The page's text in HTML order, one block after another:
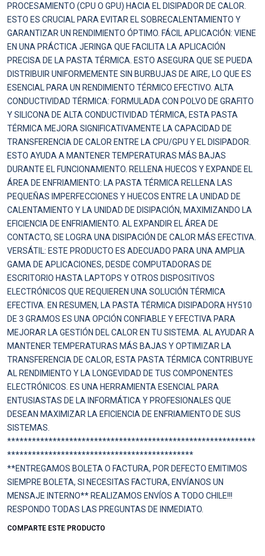
PROCESAMIENTO (CPU O GPU) HACIA EL DISIPADOR DE CALOR.
ESTO ES CRUCIAL PARA EVITAR EL SOBRECALENTAMIENTO Y
GARANTIZAR UN RENDIMIENTO ÓPTIMO. FÁCIL APLICACIÓN: VIENE
EN UNA PRÁCTICA JERINGA QUE FACILITA LA APLICACIÓN
PRECISA DE LA PASTA TÉRMICA. ESTO ASEGURA QUE SE PUEDA
DISTRIBUIR UNIFORMEMENTE SIN BURBUJAS DE AIRE, LO QUE ES
ESENCIAL PARA UN RENDIMIENTO TÉRMICO EFECTIVO. ALTA
CONDUCTIVIDAD TÉRMICA: FORMULADA CON POLVO DE GRAFITO
Y SILICONA DE ALTA CONDUCTIVIDAD TÉRMICA, ESTA PASTA
TÉRMICA MEJORA SIGNIFICATIVAMENTE LA CAPACIDAD DE
TRANSFERENCIA DE CALOR ENTRE LA CPU/GPU Y EL DISIPADOR.
ESTO AYUDA A MANTENER TEMPERATURAS MÁS BAJAS
DURANTE EL FUNCIONAMIENTO. RELLENA HUECOS Y EXPANDE EL
ÁREA DE ENFRIAMIENTO: LA PASTA TÉRMICA RELLENA LAS
PEQUEÑAS IMPERFECCIONES Y HUECOS ENTRE LA UNIDAD DE
CALENTAMIENTO Y LA UNIDAD DE DISIPACIÓN, MAXIMIZANDO LA
EFICIENCIA DE ENFRIAMIENTO. AL EXPANDIR EL ÁREA DE
CONTACTO, SE LOGRA UNA DISIPACIÓN DE CALOR MÁS EFECTIVA.
VERSÁTIL: ESTE PRODUCTO ES ADECUADO PARA UNA AMPLIA
GAMA DE APLICACIONES, DESDE COMPUTADORAS DE
ESCRITORIO HASTA LAPTOPS Y OTROS DISPOSITIVOS
ELECTRÓNICOS QUE REQUIEREN UNA SOLUCIÓN TÉRMICA
EFECTIVA. EN RESUMEN, LA PASTA TÉRMICA DISIPADORA HY510
DE 3 GRAMOS ES UNA OPCIÓN CONFIABLE Y EFECTIVA PARA
MEJORAR LA GESTIÓN DEL CALOR EN TU SISTEMA. AL AYUDAR A
MANTENER TEMPERATURAS MÁS BAJAS Y OPTIMIZAR LA
TRANSFERENCIA DE CALOR, ESTA PASTA TÉRMICA CONTRIBUYE
AL RENDIMIENTO Y LA LONGEVIDAD DE TUS COMPONENTES
ELECTRÓNICOS. ES UNA HERRAMIENTA ESENCIAL PARA
ENTUSIASTAS DE LA INFORMÁTICA Y PROFESIONALES QUE
DESEAN MAXIMIZAR LA EFICIENCIA DE ENFRIAMIENTO DE SUS
SISTEMAS.
************************************************************
*********************************************
**ENTREGAMOS BOLETA O FACTURA, POR DEFECTO EMITIMOS
SIEMPRE BOLETA, SI NECESITAS FACTURA, ENVÍANOS UN
MENSAJE INTERNO** REALIZAMOS ENVÍOS A TODO CHILE!!!
RESPONDO TODAS LAS PREGUNTAS DE INMEDIATO.
COMPARTE ESTE PRODUCTO